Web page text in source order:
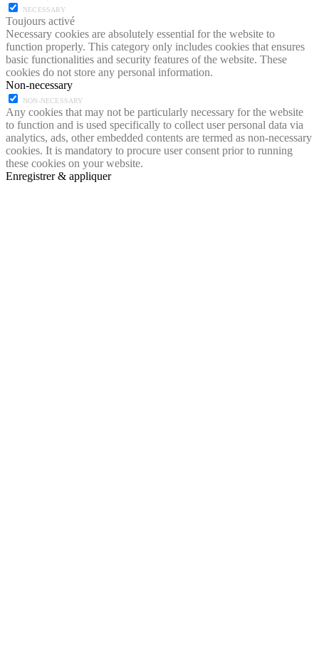
NECESSARY
Toujours activé
Necessary cookies are absolutely essential for the website to
function properly. This category only includes cookies that ensures
basic functionalities and security features of the website. These
cookies do not store any personal information.
Non-necessary
NON-NECESSARY
Any cookies that may not be particularly necessary for the website
to function and is used specifically to collect user personal data via
analytics, ads, other embedded contents are termed as non-necessary
cookies. It is mandatory to procure user consent prior to running
these cookies on your website.
Enregistrer & appliquer